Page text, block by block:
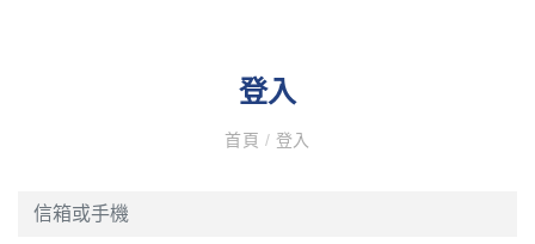
登入
首頁 / 登入